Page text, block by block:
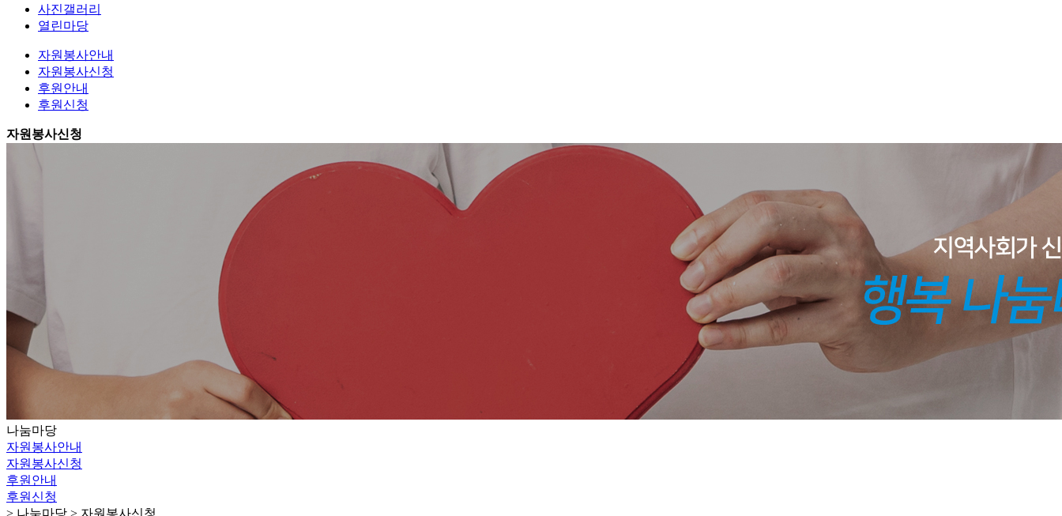
사진갤러리
열린마당
자원봉사안내
자원봉사신청
후원안내
후원신청
자원봉사신청
나눔마당
자원봉사안내
자원봉사신청
후원안내
후원신청
> 나눔마당 > 자원봉사신청